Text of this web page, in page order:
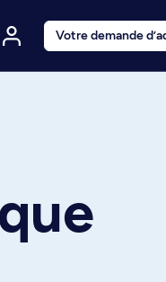
Votre demande